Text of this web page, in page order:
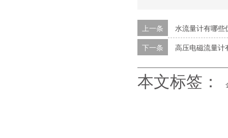
上一条
水流量计有哪些
下一条
高压电磁流量计
本文标签：